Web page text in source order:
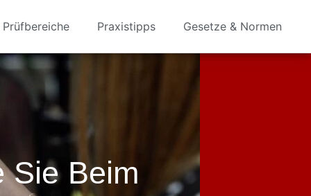
Prüfbereiche Praxistipps Gesetze & Normen
Sie Beim